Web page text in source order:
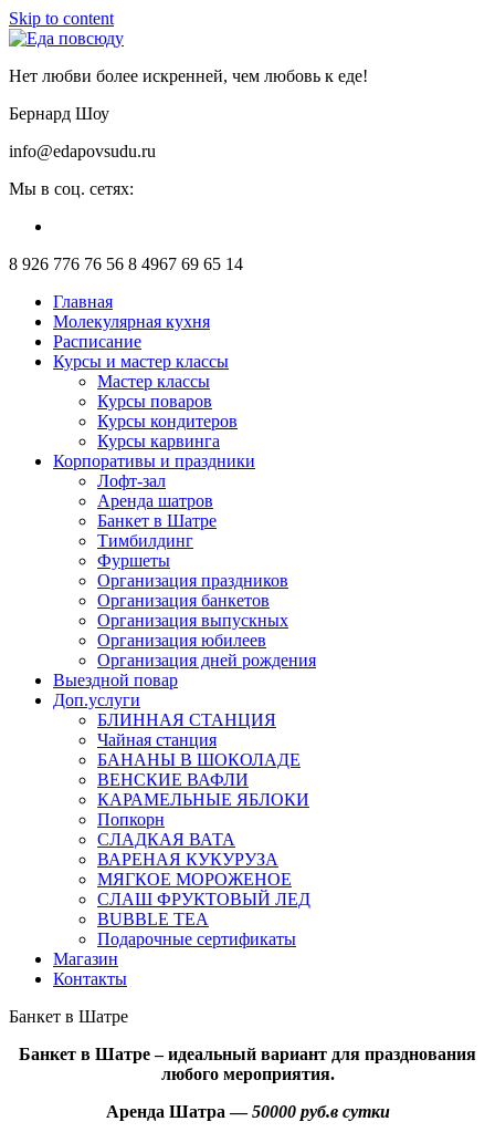
Skip to content
Нет любви более искренней, чем любовь к еде!
Бернард Шоу
info@edapovsudu.ru
Мы в соц. сетях:
8 926 776 76 56 8 4967 69 65 14
Главная
Молекулярная кухня
Расписание
Курсы и мастер классы
Мастер классы
Курсы поваров
Курсы кондитеров
Курсы карвинга
Корпоративы и праздники
Лофт-зал
Аренда шатров
Банкет в Шатре
Тимбилдинг
Фуршеты
Организация праздников
Организация банкетов
Организация выпускных
Организация юбилеев
Организация дней рождения
Выездной повар
Доп.услуги
БЛИННАЯ СТАНЦИЯ
Чайная станция
БАНАНЫ В ШОКОЛАДЕ
ВЕНСКИЕ ВАФЛИ
КАРАМЕЛЬНЫЕ ЯБЛОКИ
Попкорн
СЛАДКАЯ ВАТА
ВАРЕНАЯ КУКУРУЗА
МЯГКОЕ МОРОЖЕНОЕ
СЛАШ ФРУКТОВЫЙ ЛЕД
BUBBLE TEA
Подарочные сертификаты
Магазин
Контакты
Банкет в Шатре
Банкет в Шатре – идеальный вариант для празднования
любого мероприятия.
Аренда Шатра —50000 руб.в сутки